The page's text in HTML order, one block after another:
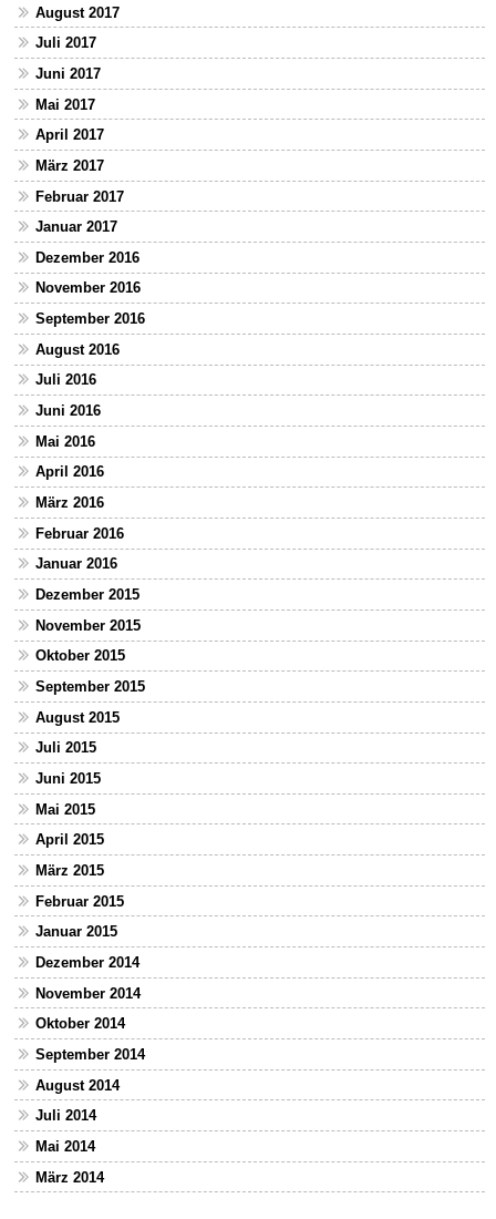
August 2017
Juli 2017
Juni 2017
Mai 2017
April 2017
März 2017
Februar 2017
Januar 2017
Dezember 2016
November 2016
September 2016
August 2016
Juli 2016
Juni 2016
Mai 2016
April 2016
März 2016
Februar 2016
Januar 2016
Dezember 2015
November 2015
Oktober 2015
September 2015
August 2015
Juli 2015
Juni 2015
Mai 2015
April 2015
März 2015
Februar 2015
Januar 2015
Dezember 2014
November 2014
Oktober 2014
September 2014
August 2014
Juli 2014
Mai 2014
März 2014